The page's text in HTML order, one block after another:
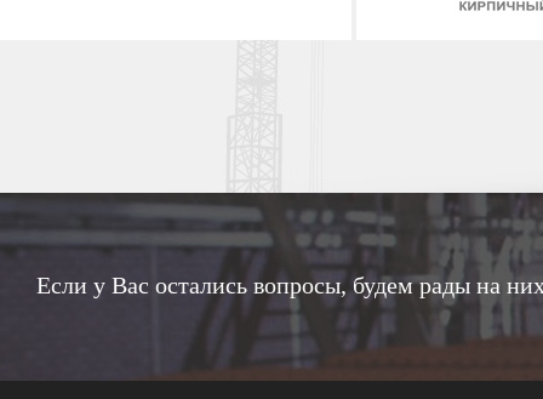
Если у Вас остались вопросы, будем рады на